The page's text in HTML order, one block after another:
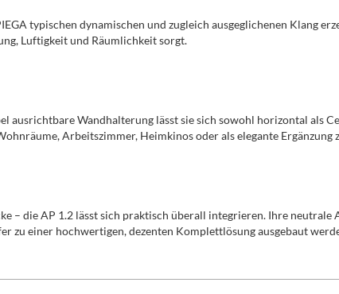
typischen dynamischen und zugleich ausgeglichenen Klang
Luftigkeit und Räumlichkeit sorgt.
Wandhalterung lässt sie sich sowohl horizontal als
Arbeitszimmer, Heimkinos oder als elegante Ergänzung
– die AP 1.2 lässt sich praktisch überall integrieren. Ihre
zu einer hochwertigen, dezenten Komplettlösung ausgebaut